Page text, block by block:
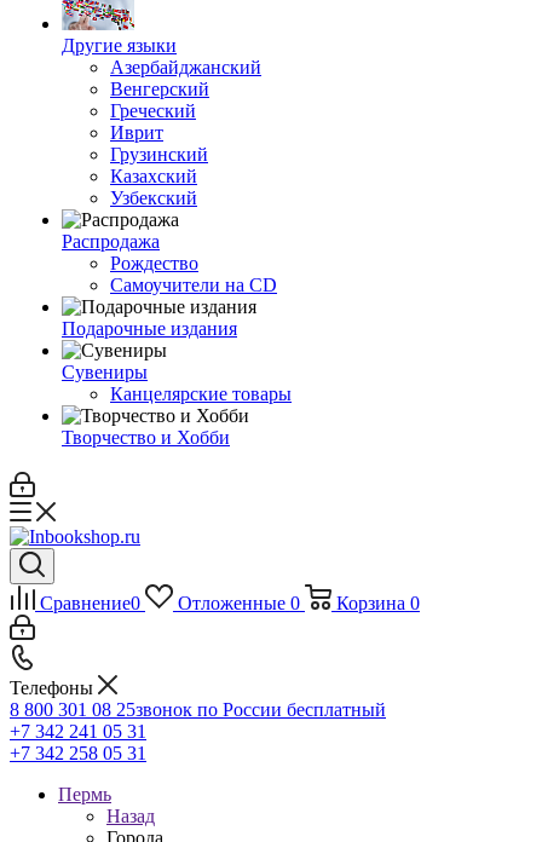
Другие языки
Азербайджанский
Венгерский
Греческий
Иврит
Грузинский
Казахский
Узбекский
Распродажа
Рождество
Самоучители на CD
Подарочные издания
Сувениры
Канцелярские товары
Творчество и Хобби
Сравнение0 Отложенные 0 Корзина 0
Телефоны
8 800 301 08 25звонок по России бесплатный
+7 342 241 05 31
+7 342 258 05 31
Пермь
Назад
Города